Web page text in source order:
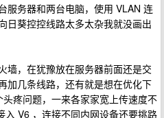
服务器和两台电脑，使用 VLAN 连
日葵控控线路太多太杂我就没画出
墙，在犹豫放在服务器前面还是交
加几条线路，还有就是想在优化下
疼问题，一来各家家宽上传速度不
V6 ，连接不同内网设备还要挑路